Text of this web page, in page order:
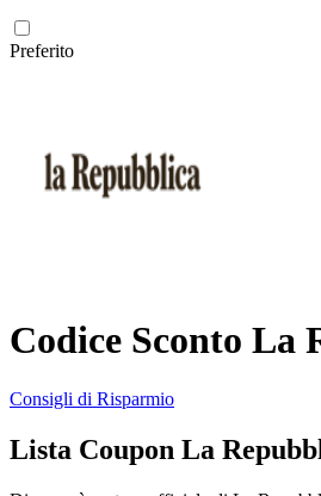
Preferito
Codice Sconto La
Consigli di Risparmio
Lista Coupon La